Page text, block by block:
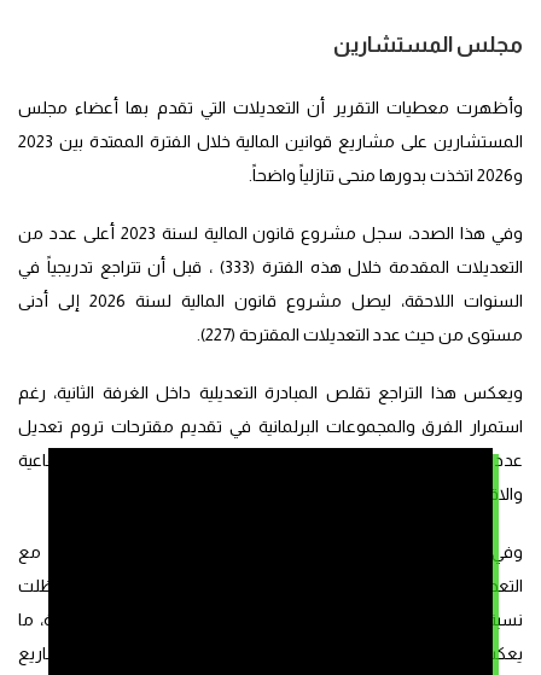
مجلس المستشارين
وأظهرت معطيات التقرير أن التعديلات التي تقدم بها أعضاء مجلس
المستشارين على مشاريع قوانين المالية خلال الفترة الممتدة بين 2023
و2026 اتخذت بدورها منحى تنازلياً واضحاً.
وفي هذا الصدد، سجل مشروع قانون المالية لسنة 2023 أعلى عدد من
التعديلات المقدمة خلال هذه الفترة (333) ، قبل أن تتراجع تدريجياً في
السنوات اللاحقة، ليصل مشروع قانون المالية لسنة 2026 إلى أدنى
مستوى من حيث عدد التعديلات المقترحة (227).
ويعكس هذا التراجع تقلص المبادرة التعديلية داخل الغرفة الثانية، رغم
استمرار الفرق والمجموعات البرلمانية في تقديم مقترحات تروم تعديل
عدد من المقتضيات المرتبطة بالجبايات والنفقات والبرامج الاجتماعية
والاقتصادية.
وفي المقابل، سجل التقرير استمرار محدودية تفاعل الحكومة مع
التعديلات المقترحة من طرف أعضاء مجلس المستشارين، حيث ظلت
نسبة التعديلات المقبولة ضعيفة مقارنة بإجمالي التعديلات المقدمة، ما
يعكس محدودية تأثير المقترحات البرلمانية على الصيغة النهائية لمشاريع